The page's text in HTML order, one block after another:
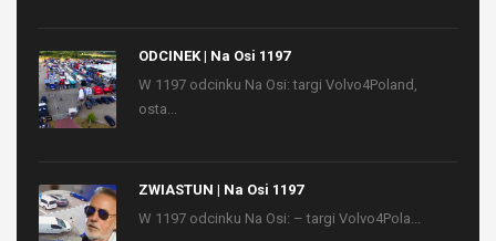
ODCINEK | Na Osi 1197
W 1197 odcinku Na Osi: targi Volvo4Poland,
osta...
ZWIASTUN | Na Osi 1197
W 1197 odcinku Na Osi: – targi Volvo4Pola...